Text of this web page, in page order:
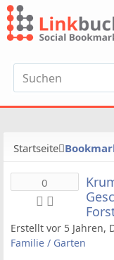
Startseite
0
Erstellt vor 5 Jahren,
Familie / Garten